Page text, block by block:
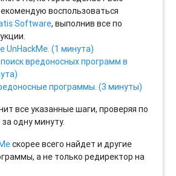
воспользоваться
Software, выполнив все по
UnHackMe. (1 минута)
вредоносных программ в
программы. (3 минуты)
все указанные шаги, проверяя по
одну минуту.
скорее всего найдет и другие
а не только редиректор на